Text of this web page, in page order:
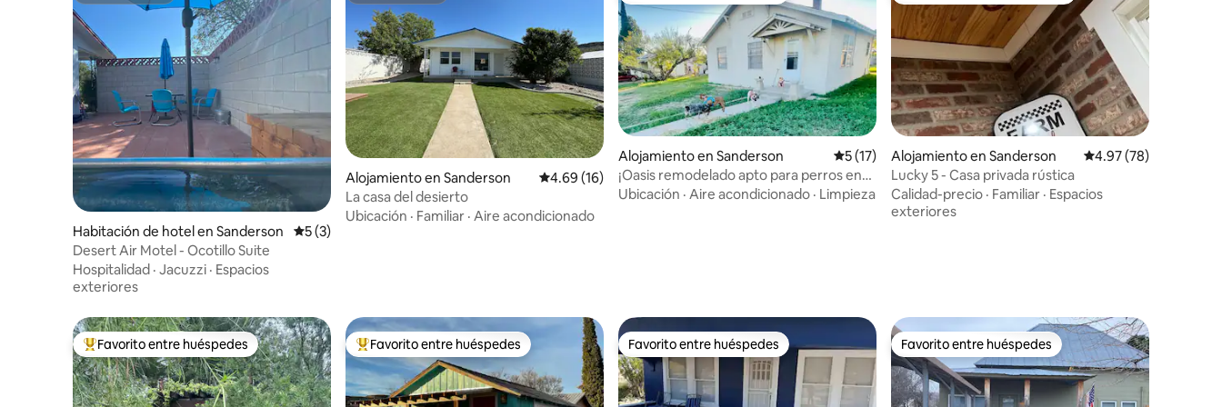
Habitación de hotel en Sanderson Calificación promedio: 5 de 5, 3 reseñas
5 (3)
Desert Air Motel - Ocotillo Suite
Hospitalidad · Jacuzzi · Espacios
exteriores
Alojamiento en Sanderson Calificación promedio: 4.69 de 5, 16 reseñas
4.69 (16)
La casa del desierto
Ubicación · Familiar · Aire acondicionado
Alojamiento en Sanderson Calificación promedio: 5 de 5, 17 reseñas
5 (17)
¡Oasis remodelado apto para perros en
TX!
Ubicación · Aire acondicionado · Limpieza
Alojamiento en Sanderson Calificación
4.97 (78)
Lucky 5 - Casa privada rústica
Calidad-precio · Familiar · Espacios
exteriores
Favorito entre huéspedes preferido
Favorito entre huéspedes Favorito entre huéspedes preferido
Favorito entre huéspedes Favorito entre huéspedes
Favorito entre huéspedes Favorito entre huéspedes
Favorito entre huéspedes